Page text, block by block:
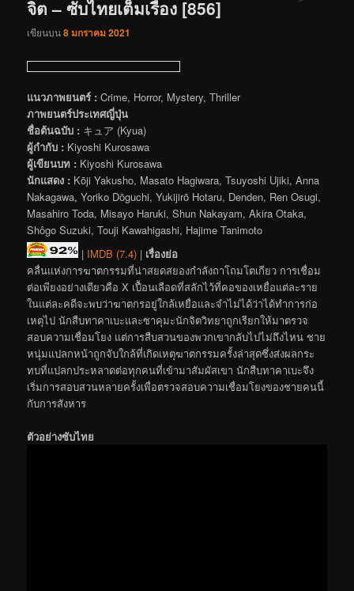
จิต – ซับไทยเต็มเรื่อง [856]
เขียนบน8 มกราคม 2021
แนวภาพยนตร์ : Crime, Horror, Mystery, Thriller
ภาพยนตร์ประเทศญี่ปุ่น
ชื่อต้นฉบับ : キュア (Kyua)
ผู้กำกับ : Kiyoshi Kurosawa
ผู้เขียนบท : Kiyoshi Kurosawa
นักแสดง : Kōji Yakusho, Masato Hagiwara, Tsuyoshi Ujiki, Anna
Nakagawa, Yoriko Dōguchi, Yukijirō Hotaru, Denden, Ren Osugi,
Masahiro Toda, Misayo Haruki, Shun Nakayam, Akira Otaka,
Shôgo Suzuki, Touji Kawahigashi, Hajime Tanimoto
| IMDB (7.4) | เรื่องย่อ
คลื่นแห่งการฆาตกรรมที่น่าสยดสยองกำลังถาโถมโตเกียว การเชื่อม
ต่อเพียงอย่างเดียวคือ X เปื้อนเลือดที่สลักไว้ที่คอของเหยื่อแต่ละราย
ในแต่ละคดีจะพบว่าฆาตกรอยู่ใกล้เหยื่อและจำไม่ได้ว่าได้ทำการก่อ
เหตุไป นักสืบทาคาเบะและซาคุมะนักจิตวิทยาถูกเรียกให้มาตรวจ
สอบความเชื่อมโยง แต่การสืบสวนของพวกเขากลับไปไม่ถึงไหน ชาย
หนุ่มแปลกหน้าถูกจับใกล้ที่เกิดเหตุฆาตกรรมครั้งล่าสุดซึ่งส่งผลกระ
ทบที่แปลกประหลาดต่อทุกคนที่เข้ามาสัมผัสเขา นักสืบทาคาเบะจึง
เริ่มการสอบสวนหลายครั้งเพื่อตรวจสอบความเชื่อมโยงของชายคนนี้
กับการสังหาร
ตัวอย่างซับไทย